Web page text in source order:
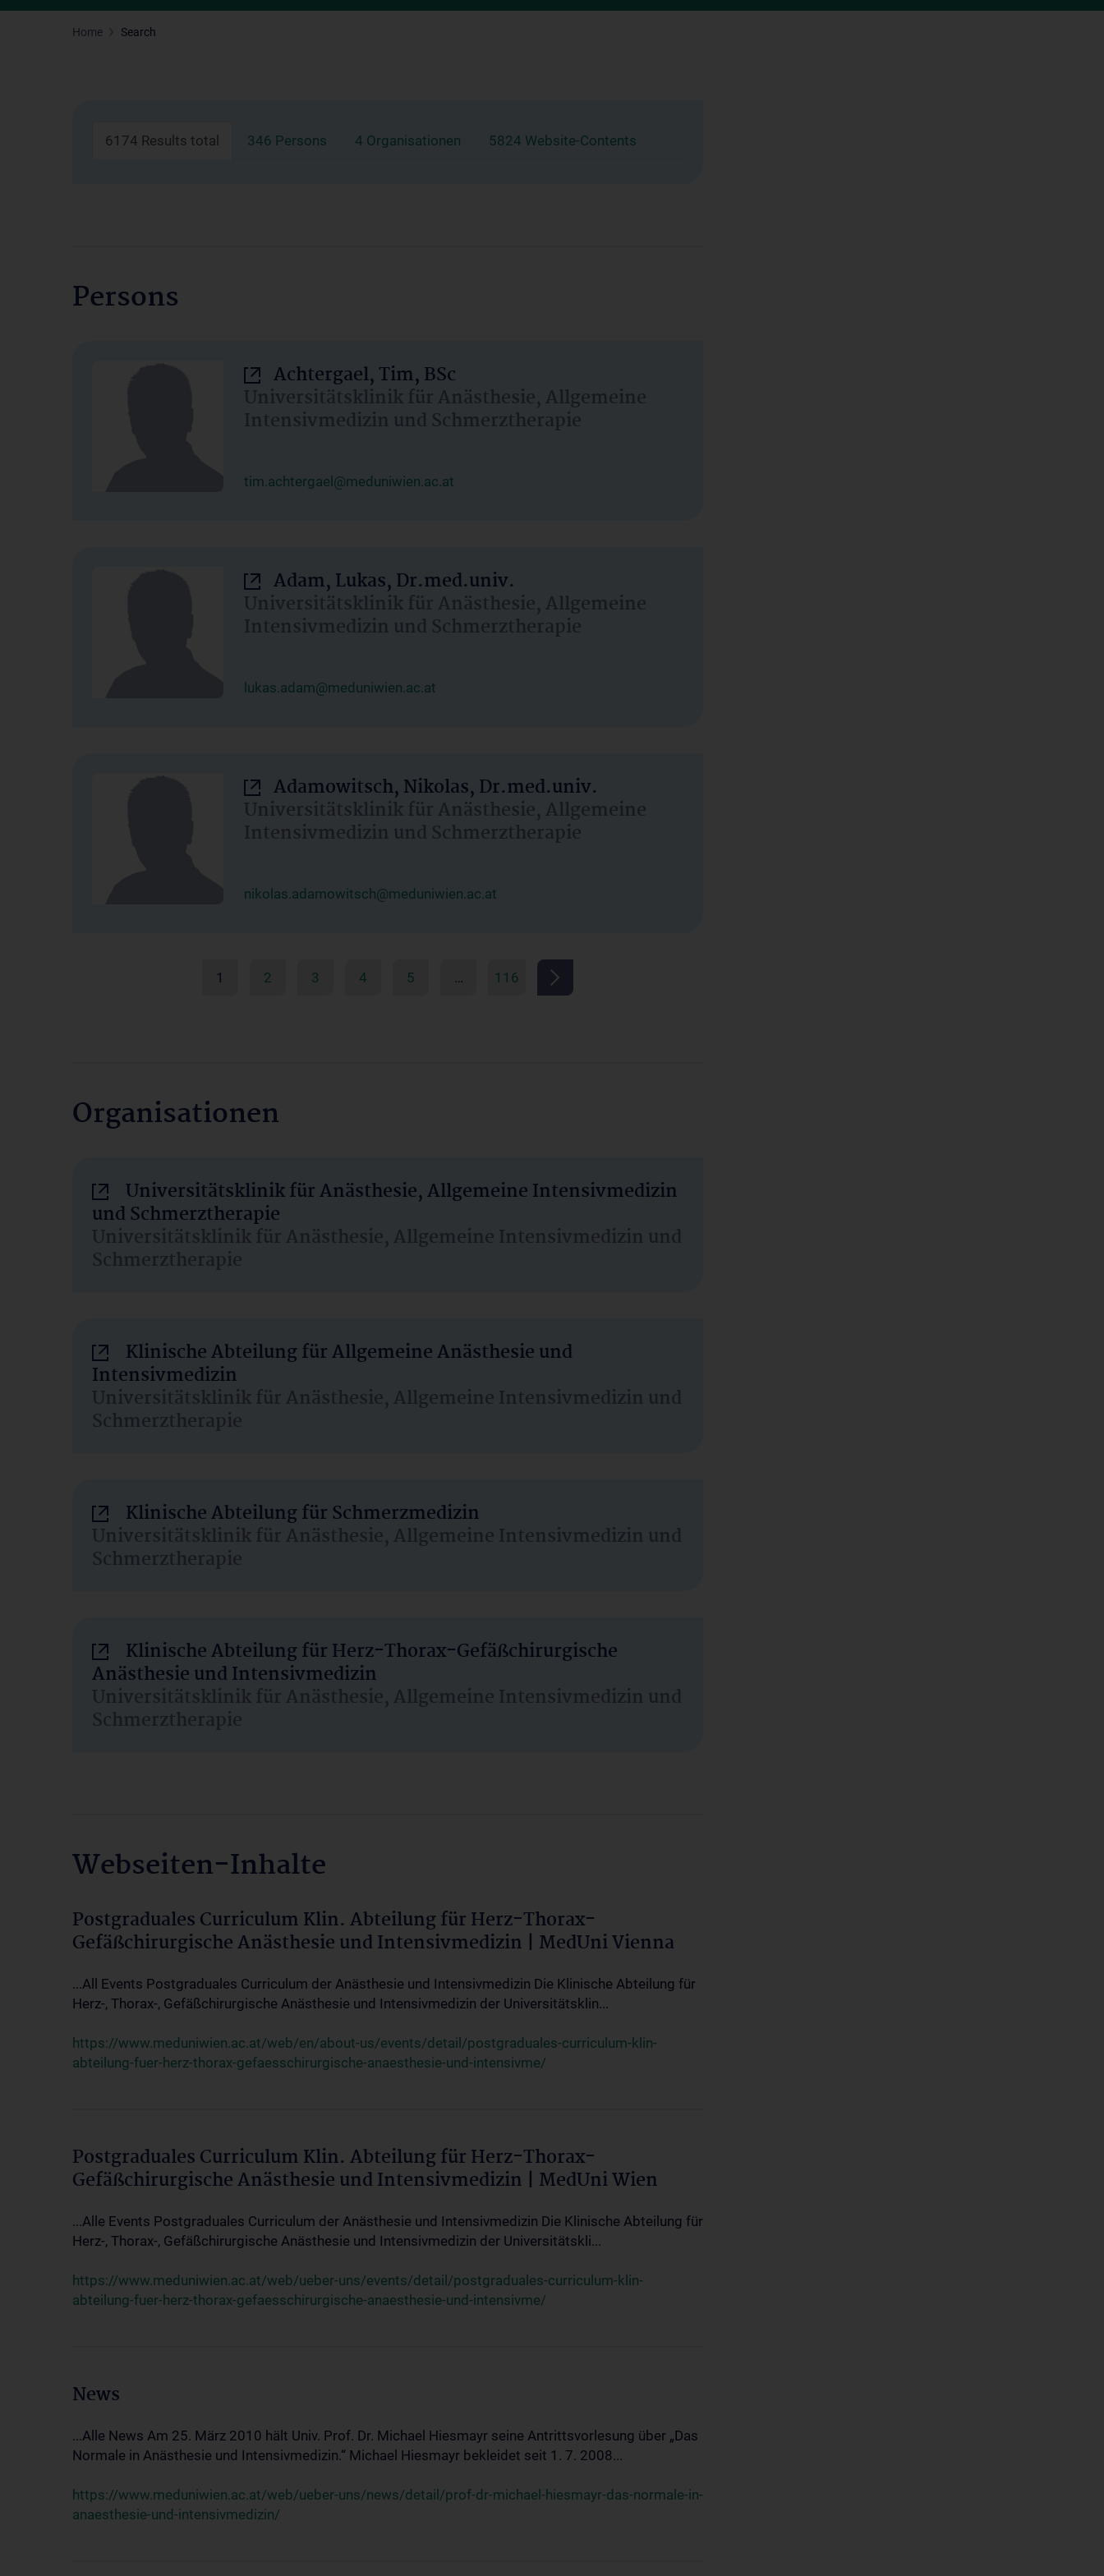
Home Search
6174 Results total 346 Persons 4 Organisationen 5824 Website-Contents
Persons
Achtergael, Tim, BSc
Universitätsklinik für Anästhesie, Allgemeine
Intensivmedizin und Schmerztherapie
tim.achtergael@meduniwien.ac.at
Adam, Lukas, Dr.med.univ.
Universitätsklinik für Anästhesie, Allgemeine
Intensivmedizin und Schmerztherapie
lukas.adam@meduniwien.ac.at
Adamowitsch, Nikolas, Dr.med.univ.
Universitätsklinik für Anästhesie, Allgemeine
Intensivmedizin und Schmerztherapie
nikolas.adamowitsch@meduniwien.ac.at
1 2 3 4 5 … 116
Organisationen
Universitätsklinik für Anästhesie, Allgemeine Intensivmedizin
und Schmerztherapie
Universitätsklinik für Anästhesie, Allgemeine Intensivmedizin und
Schmerztherapie
Klinische Abteilung für Allgemeine Anästhesie und
Intensivmedizin
Universitätsklinik für Anästhesie, Allgemeine Intensivmedizin und
Schmerztherapie
Klinische Abteilung für Schmerzmedizin
Universitätsklinik für Anästhesie, Allgemeine Intensivmedizin und
Schmerztherapie
Klinische Abteilung für Herz-Thorax-Gefäßchirurgische
Anästhesie und Intensivmedizin
Universitätsklinik für Anästhesie, Allgemeine Intensivmedizin und
Schmerztherapie
Webseiten-Inhalte
Postgraduales Curriculum Klin. Abteilung für Herz-Thorax-
Gefäßchirurgische Anästhesie und Intensivmedizin | MedUni Vienna
...All Events Postgraduales Curriculum der Anästhesie und Intensivmedizin Die Klinische Abteilung für
Herz-, Thorax-, Gefäßchirurgische Anästhesie und Intensivmedizin der Universitätsklin...
https://www.meduniwien.ac.at/web/en/about-us/events/detail/postgraduales-curriculum-klin-
abteilung-fuer-herz-thorax-gefaesschirurgische-anaesthesie-und-intensivme/
Postgraduales Curriculum Klin. Abteilung für Herz-Thorax-
Gefäßchirurgische Anästhesie und Intensivmedizin | MedUni Wien
...Alle Events Postgraduales Curriculum der Anästhesie und Intensivmedizin Die Klinische Abteilung für
Herz-, Thorax-, Gefäßchirurgische Anästhesie und Intensivmedizin der Universitätskli...
https://www.meduniwien.ac.at/web/ueber-uns/events/detail/postgraduales-curriculum-klin-
abteilung-fuer-herz-thorax-gefaesschirurgische-anaesthesie-und-intensivme/
News
...Alle News Am 25. März 2010 hält Univ. Prof. Dr. Michael Hiesmayr seine Antrittsvorlesung über „Das
Normale in Anästhesie und Intensivmedizin.“ Michael Hiesmayr bekleidet seit 1. 7. 2008...
https://www.meduniwien.ac.at/web/ueber-uns/news/detail/prof-dr-michael-hiesmayr-das-normale-in-
anaesthesie-und-intensivmedizin/